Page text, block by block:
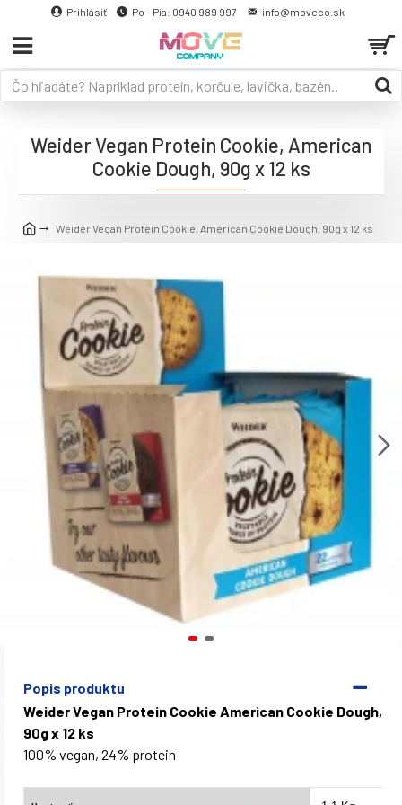
Prihlásiť Po - Pia: 0940 989 997 info@moveco.sk
Weider Vegan Protein Cookie, American Cookie Dough, 90g x 12 ks
Weider Vegan Protein Cookie, American
Cookie Dough, 90g x 12 ks
Popis produktu
Weider Vegan Protein Cookie American Cookie Dough,
90g x 12 ks
100% vegan, 24% protein